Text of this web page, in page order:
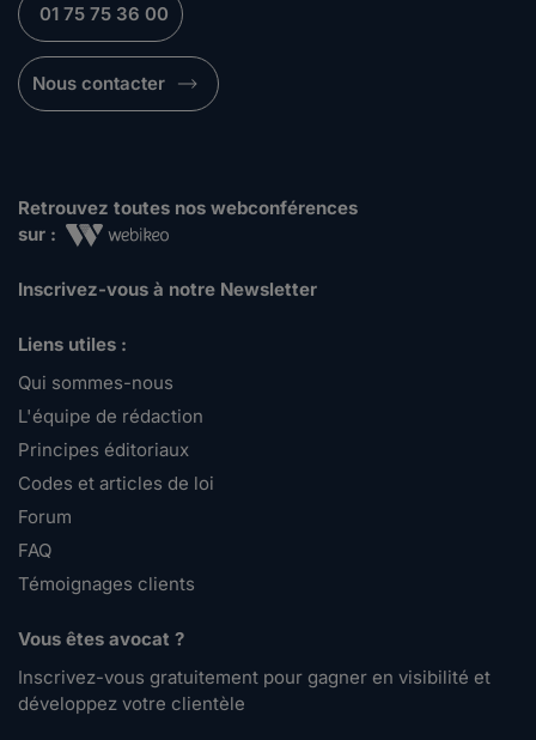
01 75 75 36 00
Nous contacter
Retrouvez toutes nos webconférences
sur :
Inscrivez-vous à notre Newsletter
Liens utiles :
Qui sommes-nous
L'équipe de rédaction
Principes éditoriaux
Codes et articles de loi
Forum
FAQ
Témoignages clients
Vous êtes avocat ?
Inscrivez-vous gratuitement pour gagner en visibilité et
développez votre clientèle